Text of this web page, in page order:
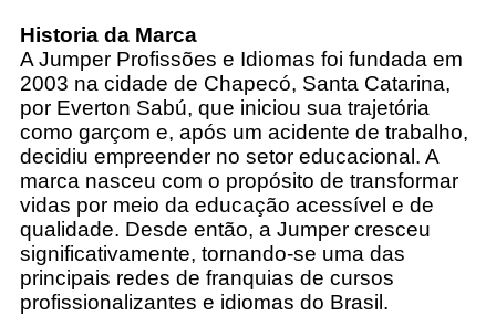
Historia da Marca
A Jumper Profissões e Idiomas foi fundada em
2003 na cidade de Chapecó, Santa Catarina,
por Everton Sabú, que iniciou sua trajetória
como garçom e, após um acidente de trabalho,
decidiu empreender no setor educacional. A
marca nasceu com o propósito de transformar
vidas por meio da educação acessível e de
qualidade. Desde então, a Jumper cresceu
significativamente, tornando-se uma das
principais redes de franquias de cursos
profissionalizantes e idiomas do Brasil.